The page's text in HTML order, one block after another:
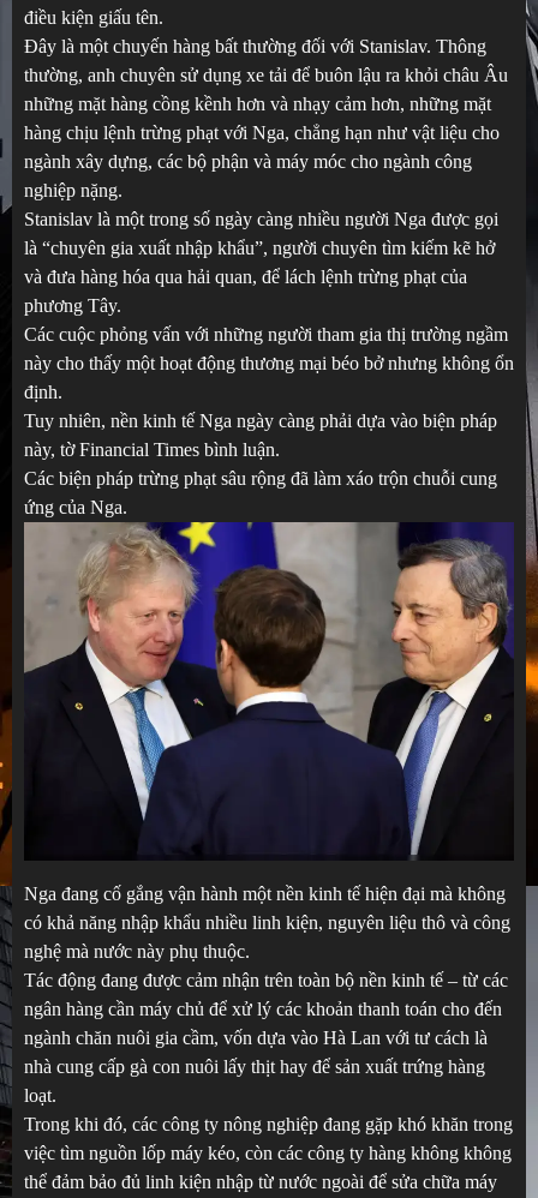
điều kiện giấu tên.
Đây là một chuyến hàng bất thường đối với Stanislav. Thông
thường, anh chuyên sử dụng xe tải để buôn lậu ra khỏi châu Âu
những mặt hàng cồng kềnh hơn và nhạy cảm hơn, những mặt
hàng chịu lệnh trừng phạt với Nga, chẳng hạn như vật liệu cho
ngành xây dựng, các bộ phận và máy móc cho ngành công
nghiệp nặng.
Stanislav là một trong số ngày càng nhiều người Nga được gọi
là “chuyên gia xuất nhập khẩu”, người chuyên tìm kiếm kẽ hở
và đưa hàng hóa qua hải quan, để lách lệnh trừng phạt của
phương Tây.
Các cuộc phỏng vấn với những người tham gia thị trường ngầm
này cho thấy một hoạt động thương mại béo bở nhưng không ổn
định.
Tuy nhiên, nền kinh tế Nga ngày càng phải dựa vào biện pháp
này, tờ Financial Times bình luận.
Các biện pháp trừng phạt sâu rộng đã làm xáo trộn chuỗi cung
ứng của Nga.
Nga đang cố gắng vận hành một nền kinh tế hiện đại mà không
có khả năng nhập khẩu nhiều linh kiện, nguyên liệu thô và công
nghệ mà nước này phụ thuộc.
Tác động đang được cảm nhận trên toàn bộ nền kinh tế – từ các
ngân hàng cần máy chủ để xử lý các khoản thanh toán cho đến
ngành chăn nuôi gia cầm, vốn dựa vào Hà Lan với tư cách là
nhà cung cấp gà con nuôi lấy thịt hay để sản xuất trứng hàng
loạt.
Trong khi đó, các công ty nông nghiệp đang gặp khó khăn trong
việc tìm nguồn lốp máy kéo, còn các công ty hàng không không
thể đảm bảo đủ linh kiện nhập từ nước ngoài để sửa chữa máy